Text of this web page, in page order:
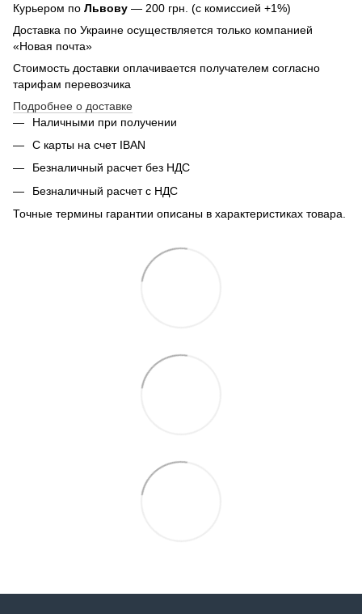
Курьером по Львову — 200 грн. (с комиссией +1%)
Доставка по Украине осуществляется только компанией
«Новая почта»
Стоимость доставки оплачивается получателем согласно
тарифам перевозчика
Подробнее о доставке
Наличными при получении
С карты на счет IBAN
Безналичный расчет без НДС
Безналичный расчет с НДС
Точные термины гарантии описаны в характеристиках товара.